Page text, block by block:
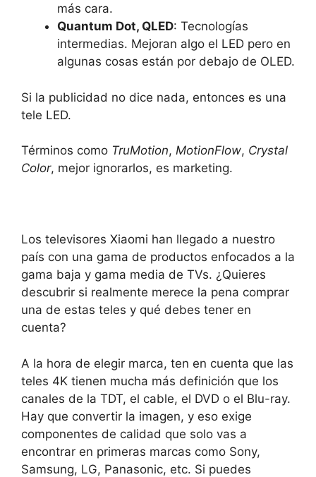
más cara.
Quantum Dot, QLED: Tecnologías
intermedias. Mejoran algo el LED pero en
algunas cosas están por debajo de OLED.
Si la publicidad no dice nada, entonces es una
tele LED.
Términos como TruMotion, MotionFlow, Crystal
Color, mejor ignorarlos, es marketing.
Los televisores Xiaomi han llegado a nuestro
país con una gama de productos enfocados a la
gama baja y gama media de TVs. ¿Quieres
descubrir si realmente merece la pena comprar
una de estas teles y qué debes tener en
cuenta?
A la hora de elegir marca, ten en cuenta que las
teles 4K tienen mucha más definición que los
canales de la TDT, el cable, el DVD o el Blu-ray.
Hay que convertir la imagen, y eso exige
componentes de calidad que solo vas a
encontrar en primeras marcas como Sony,
Samsung, LG, Panasonic, etc. Si puedes